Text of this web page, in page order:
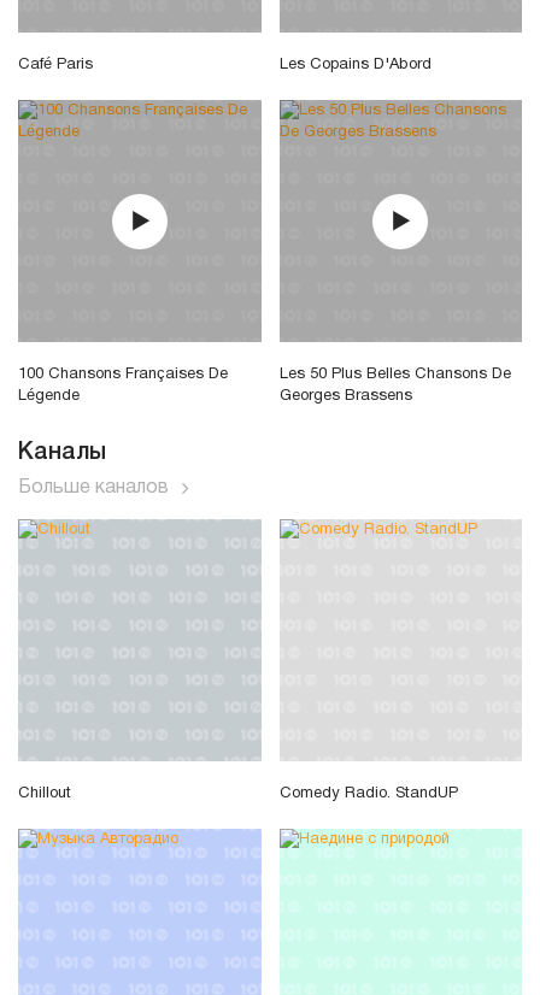
Café Paris Les Copains D'Abord
100 Chansons Françaises De
Légende
Les 50 Plus Belles Chansons De
Georges Brassens
Каналы
Больше каналов
Chillout Comedy Radio. StandUP